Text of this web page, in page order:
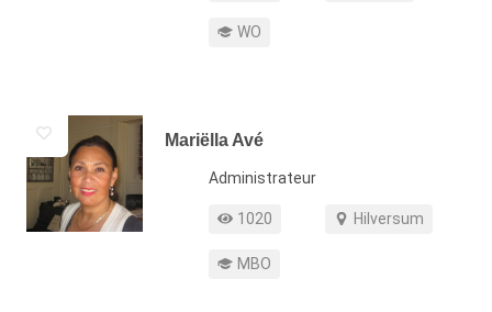
Opleiding WO
Mariëlla Avé
FunctieAdministrateur
Profiel weergaven
1020
Werkgebied Hilversum
Opleiding MBO